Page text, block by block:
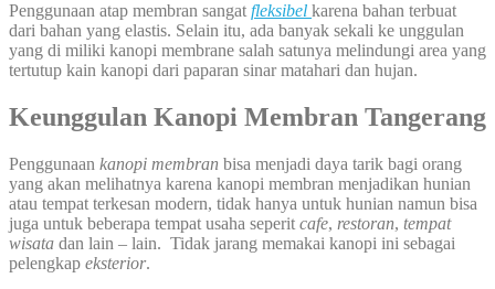
Penggunaan atap membran sangat fleksibel karena bahan terbuat
dari bahan yang elastis. Selain itu, ada banyak sekali ke unggulan
yang di miliki kanopi membrane salah satunya melindungi area yang
tertutup kain kanopi dari paparan sinar matahari dan hujan.
Keunggulan Kanopi Membran Tangerang
Penggunaan kanopi membran bisa menjadi daya tarik bagi orang
yang akan melihatnya karena kanopi membran menjadikan hunian
atau tempat terkesan modern, tidak hanya untuk hunian namun bisa
juga untuk beberapa tempat usaha seperit cafe, restoran, tempat
wisata dan lain – lain. Tidak jarang memakai kanopi ini sebagai
pelengkap eksterior.